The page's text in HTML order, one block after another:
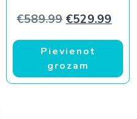
€589.99 Original
€529.99
Pievienot
grozam